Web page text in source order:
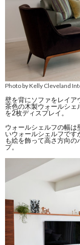
Photo by Kelly Cleveland
壁を背にソファをレイア
茶色の木製ウォールシェ
を2枚ディスプレイ。
ウォールシェルフの幅
いウォールシェルフです
も絵を飾って高さ方向
プ。